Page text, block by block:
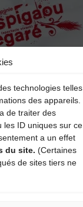
technologies telles
des appareils.
de traiter des
les ID uniques sur ce
a un effet
du site. (Certaines
de sites tiers ne